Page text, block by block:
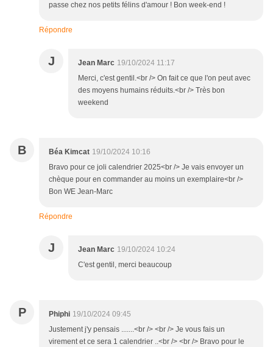
passe chez nos petits félins d'amour ! Bon week-end !
Répondre
J Jean Marc 19/10/2024 11:17
Merci, c'est gentil.<br /> On fait ce que l'on peut avec
des moyens humains réduits.<br /> Très bon
weekend
B Béa Kimcat 19/10/2024 10:16
Bravo pour ce joli calendrier 2025<br /> Je vais envoyer un
chèque pour en commander au moins un exemplaire<br />
Bon WE Jean-Marc
Répondre
J Jean Marc 19/10/2024 10:24
C'est gentil, merci beaucoup
P Phiphi 19/10/2024 09:45
Justement j'y pensais .......<br /> <br /> Je vous fais un
virement et ce sera 1 calendrier ..<br /> <br /> Bravo pour le